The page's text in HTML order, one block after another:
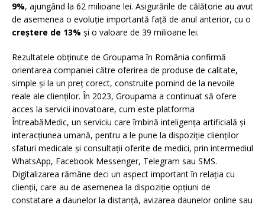
9%, ajungând la 62 milioane lei. Asigurările de călătorie au avut
de asemenea o evoluție importantă față de anul anterior, cu o
creștere de 13% și o valoare de 39 milioane lei.
Rezultatele obținute de Groupama în România confirmă
orientarea companiei către oferirea de produse de calitate,
simple și la un preț corect, construite pornind de la nevoile
reale ale clienților. În 2023, Groupama a continuat să ofere
acces la servicii inovatoare, cum este platforma
ÎntreabăMedic, un serviciu care îmbină inteligența artificială și
interacțiunea umană, pentru a le pune la dispoziție clienților
sfaturi medicale și consultații oferite de medici, prin intermediul
WhatsApp, Facebook Messenger, Telegram sau SMS.
Digitalizarea rămâne deci un aspect important în relația cu
clienții, care au de asemenea la dispoziție opțiuni de
constatare a daunelor la distanță, avizarea daunelor online sau